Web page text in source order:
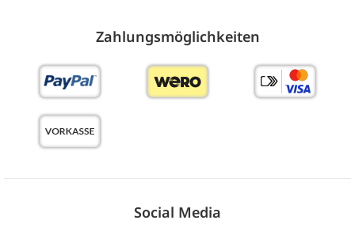
Zahlungs­möglich­keiten
Social Media